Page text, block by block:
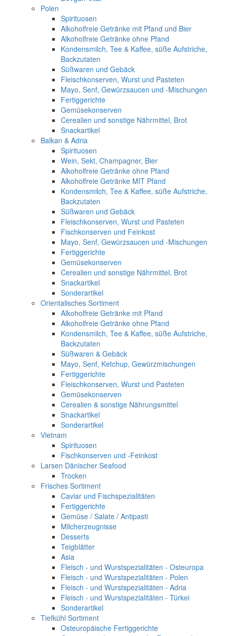
Polen
Spirituosen
Alkoholfreie Getränke mit Pfand und Bier
Alkoholfreie Getränke ohne Pfand
Kondensmilch, Tee & Kaffee, süße Aufstriche,
Backzutaten
Süßwaren und Gebäck
Fleischkonserven, Wurst und Pasteten
Mayo, Senf, Gewürzsaucen und -Mischungen
Fertiggerichte
Gemüsekonserven
Cerealien und sonstige Nährmittel, Brot
Snackartikel
Balkan & Adria
Spirituosen
Wein, Sekt, Champagner, Bier
Alkoholfreie Getränke ohne Pfand
Alkoholfreie Getränke MIT Pfand
Kondensmilch, Tee & Kaffee, süße Aufstriche,
Backzutaten
Süßwaren und Gebäck
Fleischkonserven, Wurst und Pasteten
Fischkonserven und Feinkost
Mayo, Senf, Gewürzsaucen und -Mischungen
Fertiggerichte
Gemüsekonserven
Cerealien und sonstige Nährmittel, Brot
Snackartikel
Sonderartikel
Orientalisches Sortiment
Alkoholfreie Getränke mit Pfand
Alkoholfreie Getränke ohne Pfand
Kondensmilch, Tee & Kaffee, süße Aufstriche,
Backzutaten
Süßwaren & Gebäck
Mayo, Senf, Ketchup, Gewürzmischungen
Fertiggerichte
Fleischkonserven, Wurst und Pasteten
Gemüsekonserven
Cerealien & sonstige Nährungsmittel
Snackartikel
Sonderartikel
Vietnam
Spirituosen
Fischkonserven und -Feinkost
Larsen Dänischer Seafood
Trocken
Frisches Sortiment
Caviar und Fischspezialitäten
Fertiggerichte
Gemüse / Salate / Antipasti
Milcherzeugnisse
Desserts
Teigblätter
Asia
Fleisch - und Wurstspezialitäten - Osteuropa
Fleisch - und Wurstspezialitäten - Polen
Fleisch - und Wurstspezialitäten - Adria
Fleisch - und Wurstspezialitäten - Türkei
Sonderartikel
Tiefkühl Sortiment
Osteuropäische Fertiggerichte